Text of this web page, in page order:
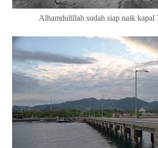
Alhamdulillah sudah siap naik kapal